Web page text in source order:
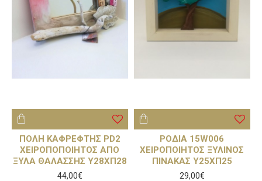
ΠΟΛΗ ΚΑΦΡΕΦΤΗΣ PD2
ΧΕΙΡΟΠΟΠΟΙΗΤΟΣ ΑΠΟ
ΞΥΛΑ ΘΑΛΑΣΣΗΣ Υ28ΧΠ28
44,00€
ΡΟΔΙΑ 15W006
ΧΕΙΡΟΠΟΙΗΤΟΣ ΞΥΛΙΝΟΣ
ΠΙΝΑΚΑΣ Υ25ΧΠ25
29,00€